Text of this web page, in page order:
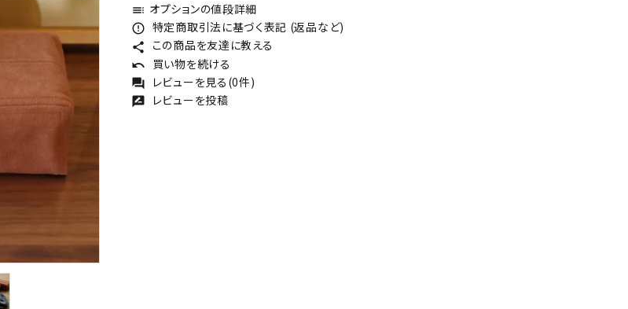
toc オプションの値段詳細
error_outline 特定商取引法に基づく表記 (返品など)
share この商品を友達に教える
undo 買い物を続ける
forum レビューを見る(0件)
rate_review レビューを投稿